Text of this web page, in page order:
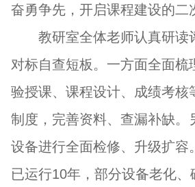
奋勇争先，开启课程建设的二
教研室全体老师认真研读
对标自查短板。一方面全面梳
验授课、课程设计、成绩考核
制度，完善资料、查漏补缺。
设备进行全面检修、升级扩容
已运行10年，部分设备老化